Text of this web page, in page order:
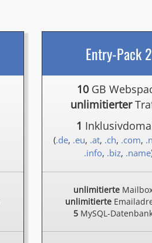
Entry-Pack 2
10GB
unlimitierter
1
(.de, .eu, .at, .ch, .com,
.info, .biz, .name
unlimitierte
unlimitierte
5 MySQL-